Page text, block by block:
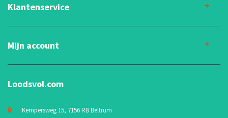
Klantenservice
Mijn account
Loodsvol.com
Kempersweg 15, 7156 RB Beltrum